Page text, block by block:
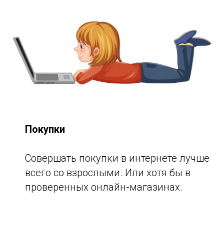
Покупки
Совершать покупки в интернете лучше
всего со взрослыми. Или хотя бы в
проверенных онлайн-магазинах.